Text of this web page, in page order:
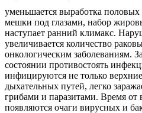
уменьшается выработка
мешки под глазами, набор
наступает ранний климакс.
увеличивается количество
онкологическим заболеваниям.
состоянии противостоять
инфицируются не только
дыхательных путей, легко
грибами и паразитами. Время от
появляются очаги вирусных и